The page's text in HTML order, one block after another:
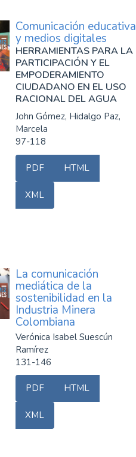
Comunicación educativa
y medios digitales
HERRAMIENTAS PARA LA
PARTICIPACIÓN Y EL
EMPODERAMIENTO
CIUDADANO EN EL USO
RACIONAL DEL AGUA
John Gómez, Hidalgo Paz,
Marcela
97-118
PDF HTML
XML
La comunicación
mediática de la
sostenibilidad en la
Industria Minera
Colombiana
Verónica Isabel Suescún
Ramírez
131-146
PDF HTML
XML